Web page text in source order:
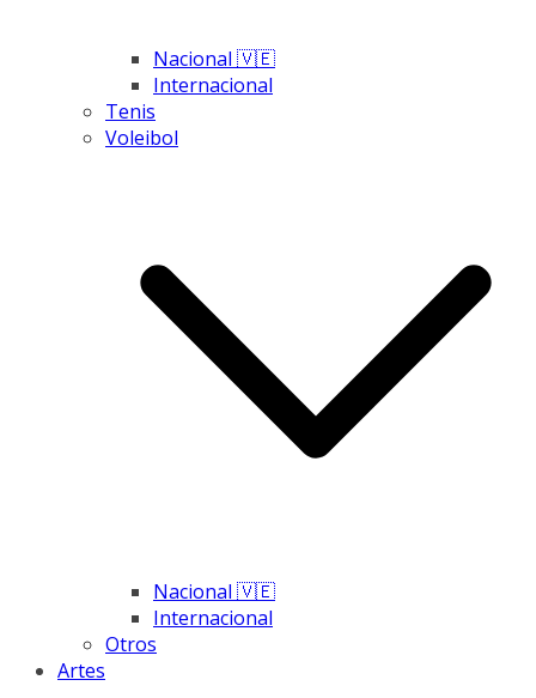
Nacional 🇻🇪
Internacional
Tenis
Voleibol
Nacional 🇻🇪
Internacional
Otros
Artes